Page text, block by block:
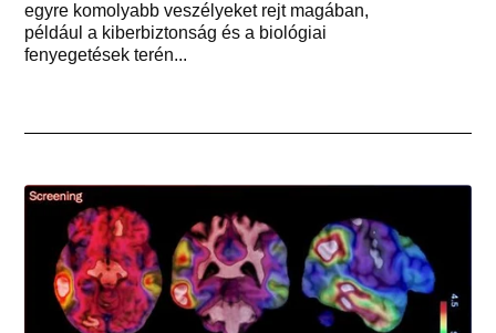
egyre komolyabb veszélyeket rejt magában,
például a kiberbiztonság és a biológiai
fenyegetések terén...